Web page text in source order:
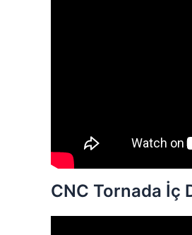
CNC Tornada İç